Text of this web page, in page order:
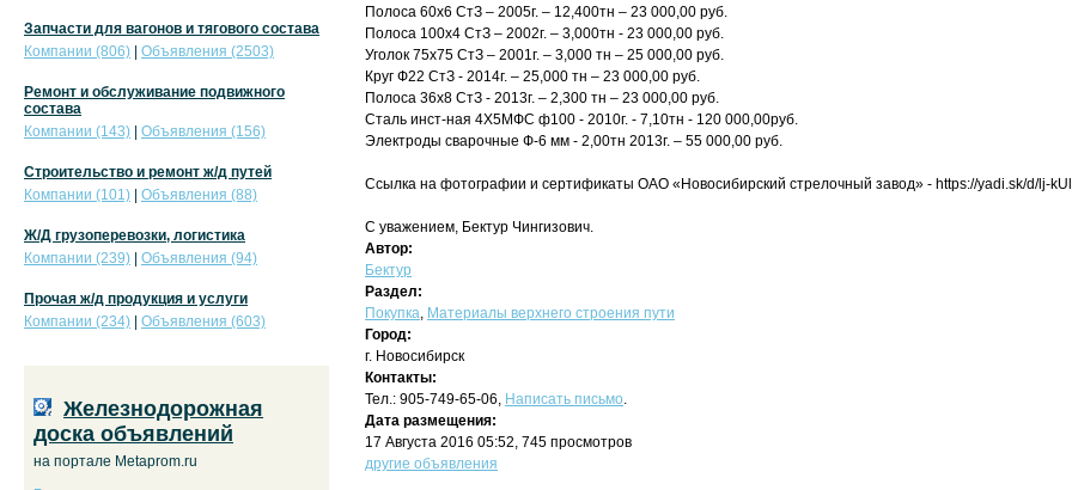
Полоса 60x6 СтЗ – 2005г. – 12,400тн – 23 000,00 руб.
Полоса 100x4 СтЗ – 2002г. – 3,000тн - 23 000,00 руб.
Уголок 75x75 СтЗ – 2001г. – 3,000 тн – 25 000,00 руб.
Круг Ф22 СтЗ - 2014г. – 25,000 тн – 23 000,00 руб.
Полоса 36x8 СтЗ - 2013г. – 2,300 тн – 23 000,00 руб.
Сталь инст-ная 4Х5МФС ф100 - 2010г. - 7,10тн - 120 000,00руб.
Электроды сварочные Ф-6 мм - 2,00тн 2013г. – 55 000,00 руб.
Ссылка на фотографии и сертификаты ОАО «Новосибирский стрелочный завод» - https://yadi.sk/d/lj-
С уважением, Бектур Чингизович.
Автор:
Бектур
Раздел:
Покупка, Материалы верхнего строения пути
Город:
г. Новосибирск
Контакты:
Тел.: 905-749-65-06, Написать письмо.
Дата размещения:
17 Августа 2016 05:52, 745 просмотров
другие объявления
Запчасти для вагонов и тягового состава
Компании (806)
Объявления (2503)
Ремонт и обслуживание подвижного
состава
Компании (143)
Объявления (156)
Строительство и ремонт ж/д путей
Компании (101)
Объявления (88)
Ж/Д грузоперевозки, логистика
Компании (239)
Объявления (94)
Прочая ж/д продукция и услуги
Компании (234)
Объявления (603)
Железнодорожная
доска объявлений
на портале Metaprom.ru